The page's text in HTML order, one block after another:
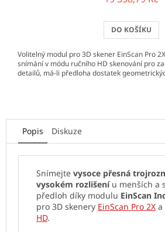
DO KOŠÍKU
Volitelný modul pro 3D skener EinScan Pro
snímání v módu ručního HD skenování pro
detailů, má-li předloha dostatek
Popis Diskuze
Snímejte vysoce přesná
vysokém rozlišeníu menších a
předloh díky modulu EinScan
pro 3D skenery EinScan Pro 2X a
HD.